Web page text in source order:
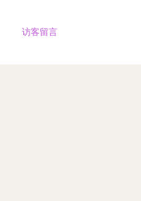
访客留言